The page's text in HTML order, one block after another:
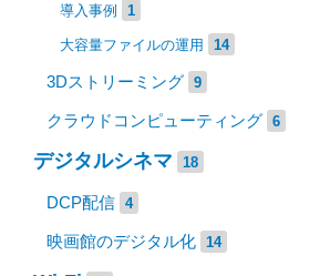
導入事例 1
大容量ファイルの運用 14
3Dストリーミング 9
クラウドコンピューティング 6
デジタルシネマ 18
DCP配信 4
映画館のデジタル化 14